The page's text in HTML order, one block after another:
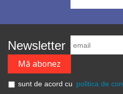
Newsletter
sunt de acord cu politica de